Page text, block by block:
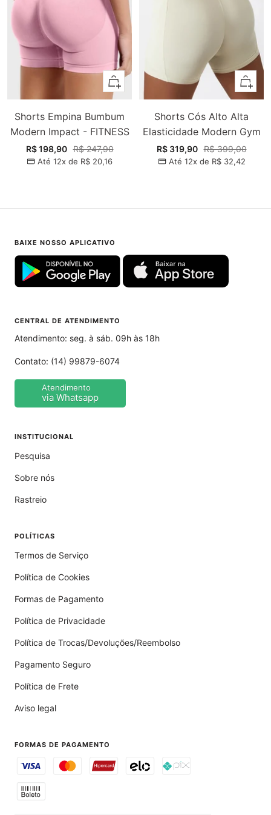
Adicionar
Shorts Empina Bumbum
Modern Impact - FITNESS
Preço
promocional
R$ 198,90 Preço
normal
R$ 247,90
Até 12x de R$ 20,16
Shorts Cós Alto Alta
Elasticidade Modern Gym
Preço
promocional
R$ 319,90 Preço
normal
R$ 399,00
Até 12x de R$ 32,42
BAIXE NOSSO APLICATIVO
CENTRAL DE ATENDIMENTO
Atendimento: seg. à sáb. 09h às 18h
Contato: (14) 99879-6074
Atendimento
via Whatsapp
INSTITUCIONAL
Pesquisa
Sobre nós
Rastreio
POLÍTICAS
Termos de Serviço
Política de Cookies
Formas de Pagamento
Política de Privacidade
Política de Trocas/Devoluções/Reembolso
Pagamento Seguro
Política de Frete
Aviso legal
FORMAS DE PAGAMENTO